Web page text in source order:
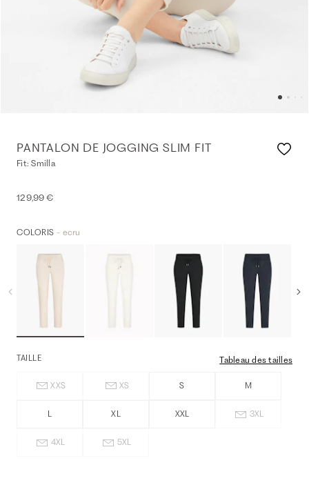
PANTALON DE JOGGING SLIM FIT
Fit: Smilla
129,99 €
COLORIS - ecru
TAILLE Tableau des tailles
XXS XS S M
L XL XXL 3XL
4XL 5XL